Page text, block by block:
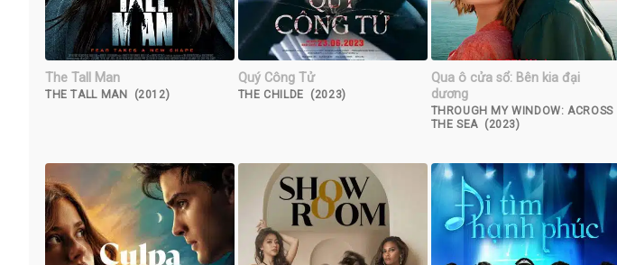
The Tall Man
THE TALL MAN (2012)
Quý Công Tử
THE CHILDE (2023)
Qua ô cửa sổ: Bên kia đại
dương
THROUGH MY WINDOW: ACROSS
THE SEA (2023)